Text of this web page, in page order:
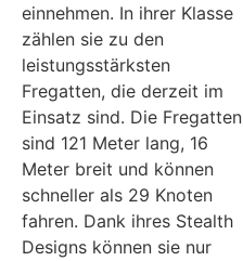
einnehmen. In ihrer Klasse
zählen sie zu den
leistungsstärksten
Fregatten, die derzeit im
Einsatz sind. Die Fregatten
sind 121 Meter lang, 16
Meter breit und können
schneller als 29 Knoten
fahren. Dank ihres Stealth
Designs können sie nur